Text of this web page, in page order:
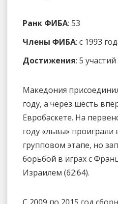
Ранк ФИБА: 53
Члены ФИБА: с 1993
Достижения: 5
Македония
году, а через шесть
Евробаскете. На
году «львы» проиграли
групповом этапе, но
борьбой в играх с
Израилем (62:64).